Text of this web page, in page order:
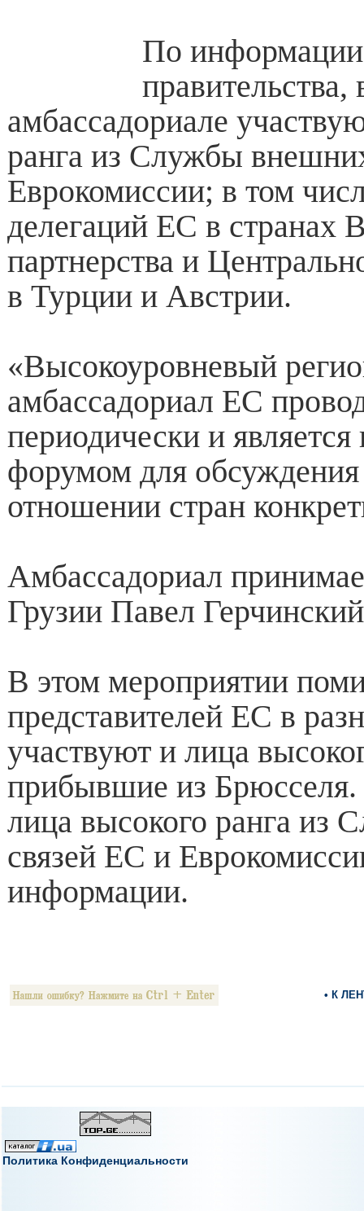
По
амбассадориале
ранга из Службы
Еврокомиссии; в том
делегаций ЕС в странах
партнерства и
в Турции и Австрии.
«Высокоуровневый
амбассадориал ЕС
периодически и
форумом для
отношении стран
Амбассадориал
Грузии Павел
В этом мероприятии
представителей ЕС в
участвуют и лица
прибывшие из
лица высокого ранга из
связей ЕС и
информации.
• К
Политика Конфиденциальности